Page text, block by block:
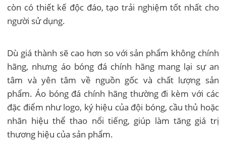
còn có thiết kế độc đáo, tạo trải nghiệm tốt nhất cho
người sử dụng.
Dù giá thành sẽ cao hơn so với sản phẩm không chính
hãng, nhưng áo bóng đá chính hãng mang lại sự an
tâm và yên tâm về nguồn gốc và chất lượng sản
phẩm. Áo bóng đá chính hãng thường đi kèm với các
đặc điểm như logo, ký hiệu của đội bóng, cầu thủ hoặc
nhãn hiệu thể thao nổi tiếng, giúp làm tăng giá trị
thương hiệu của sản phẩm.